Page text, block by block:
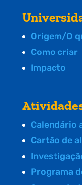
Origem/O
Como criar
Impacto
Calendário
Cartão de
Programa